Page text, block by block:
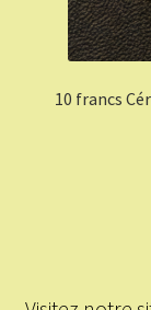
10 francs